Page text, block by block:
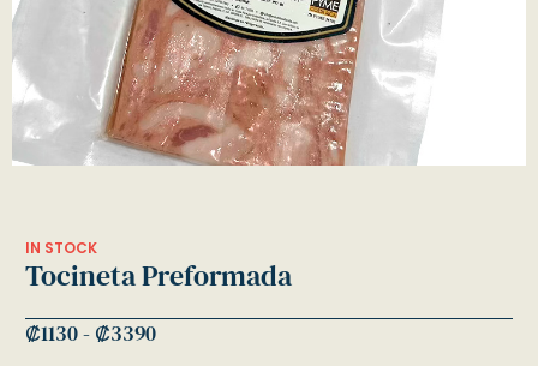
IN STOCK
Tocineta Preformada
₡1130- ₡3390